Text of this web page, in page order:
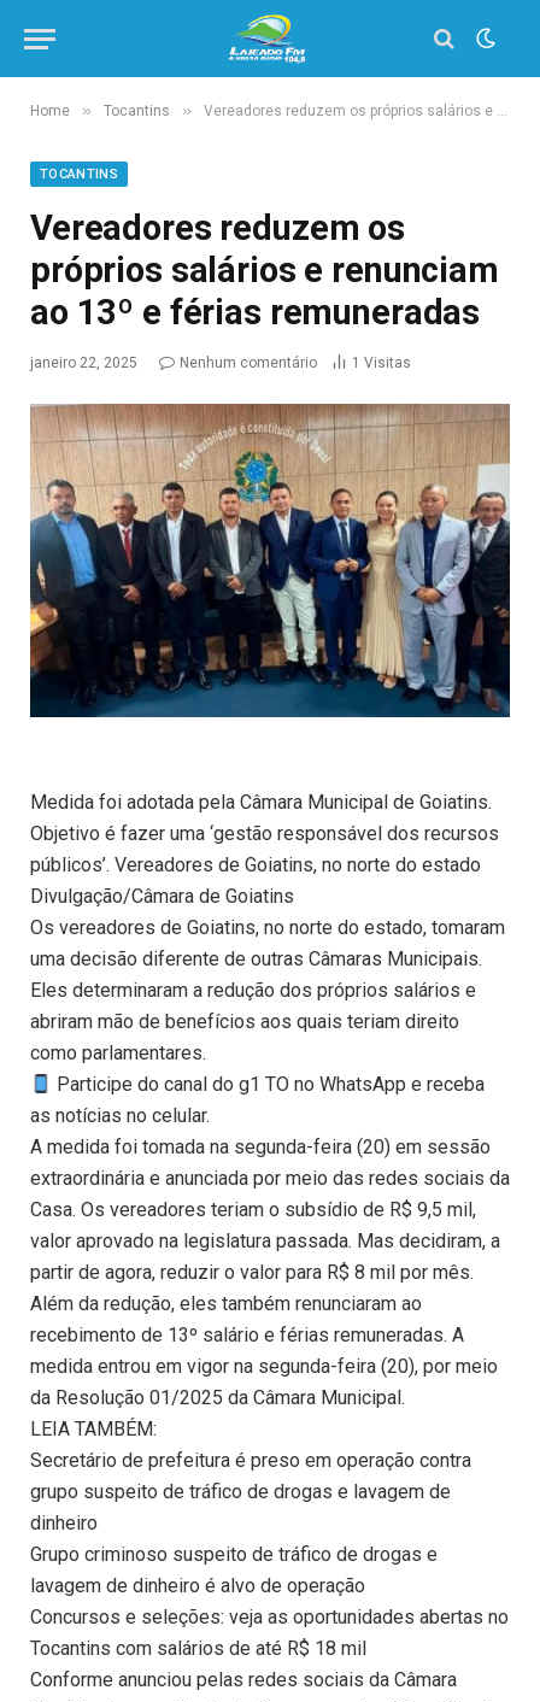
Home » Tocantins » Vereadores reduzem os próprios salários e renunciam ao 13º e férias remuneradas
TOCANTINS
Vereadores reduzem os
próprios salários e renunciam
ao 13º e férias remuneradas
janeiro 22, 2025 Nenhum comentário 1 Visitas
Medida foi adotada pela Câmara Municipal de Goiatins.
Objetivo é fazer uma ‘gestão responsável dos recursos
públicos’. Vereadores de Goiatins, no norte do estado
Divulgação/Câmara de Goiatins
Os vereadores de Goiatins, no norte do estado, tomaram
uma decisão diferente de outras Câmaras Municipais.
Eles determinaram a redução dos próprios salários e
abriram mão de benefícios aos quais teriam direito
como parlamentares.
Participe do canal do g1 TO no WhatsApp e receba
as notícias no celular.
A medida foi tomada na segunda-feira (20) em sessão
extraordinária e anunciada por meio das redes sociais da
Casa. Os vereadores teriam o subsídio de R$ 9,5 mil,
valor aprovado na legislatura passada. Mas decidiram, a
partir de agora, reduzir o valor para R$ 8 mil por mês.
Além da redução, eles também renunciaram ao
recebimento de 13º salário e férias remuneradas. A
medida entrou em vigor na segunda-feira (20), por meio
da Resolução 01/2025 da Câmara Municipal.
LEIA TAMBÉM:
Secretário de prefeitura é preso em operação contra
grupo suspeito de tráfico de drogas e lavagem de
dinheiro
Grupo criminoso suspeito de tráfico de drogas e
lavagem de dinheiro é alvo de operação
Concursos e seleções: veja as oportunidades abertas no
Tocantins com salários de até R$ 18 mil
Conforme anunciou pelas redes sociais da Câmara